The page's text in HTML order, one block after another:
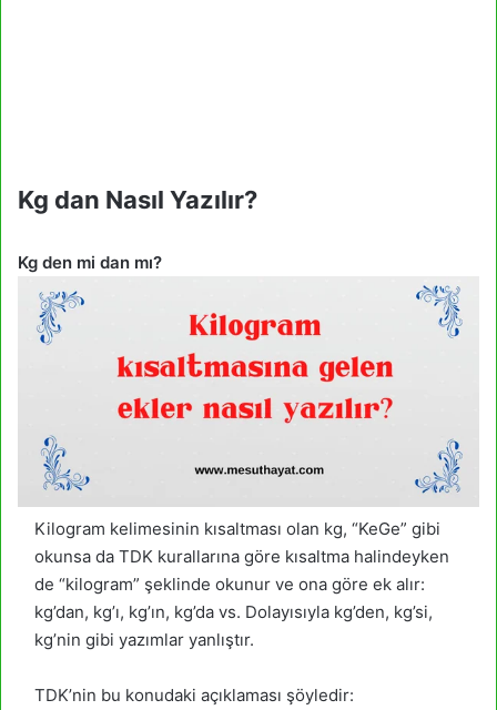
Kg dan Nasıl Yazılır?
Kg den mi dan mı?
Kilogram kelimesinin kısaltması olan kg, “KeGe” gibi
okunsa da TDK kurallarına göre kısaltma halindeyken
de “kilogram” şeklinde okunur ve ona göre ek alır:
kg’dan, kg’ı, kg’ın, kg’da vs. Dolayısıyla kg’den, kg’si,
kg’nin gibi yazımlar yanlıştır.
TDK’nin bu konudaki açıklaması şöyledir: